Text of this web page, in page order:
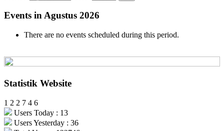
Events in Agustus 2026
There are no events scheduled during this period.
Statistik Website
1 2 2 7 4 6
Users Today : 13
Users Yesterday : 36